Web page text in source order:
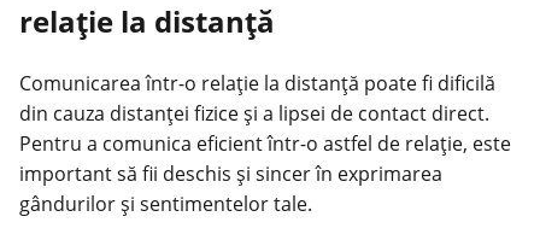
relație la distanță
Comunicarea într-o relație la distanță poate fi dificilă
din cauza distanței fizice și a lipsei de contact direct.
Pentru a comunica eficient într-o astfel de relație, este
important să fii deschis și sincer în exprimarea
gândurilor și sentimentelor tale.